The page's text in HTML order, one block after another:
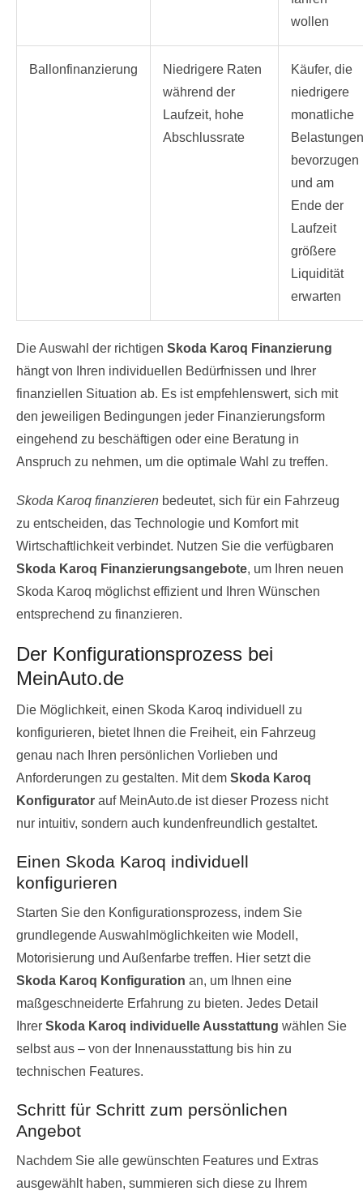
wollen
Ballonfinanzierung
Niedrigere Raten
während der
Laufzeit, hohe
Abschlussrate
Käufer, die
niedrigere
monatliche
Belastungen
bevorzugen
und am
Ende der
Laufzeit
größere
Liquidität
erwarten
Die Auswahl der richtigen Skoda Karoq Finanzierung
hängt von Ihren individuellen Bedürfnissen und Ihrer
finanziellen Situation ab. Es ist empfehlenswert, sich mit
den jeweiligen Bedingungen jeder Finanzierungsform
eingehend zu beschäftigen oder eine Beratung in
Anspruch zu nehmen, um die optimale Wahl zu treffen.
Skoda Karoq finanzieren bedeutet, sich für ein Fahrzeug
zu entscheiden, das Technologie und Komfort mit
Wirtschaftlichkeit verbindet. Nutzen Sie die verfügbaren
Skoda Karoq Finanzierungsangebote, um Ihren neuen
Skoda Karoq möglichst effizient und Ihren Wünschen
entsprechend zu finanzieren.
Der Konfigurationsprozess bei
MeinAuto.de
Die Möglichkeit, einen Skoda Karoq individuell zu
konfigurieren, bietet Ihnen die Freiheit, ein Fahrzeug
genau nach Ihren persönlichen Vorlieben und
Anforderungen zu gestalten. Mit dem Skoda Karoq
Konfigurator auf MeinAuto.de ist dieser Prozess nicht
nur intuitiv, sondern auch kundenfreundlich gestaltet.
Einen Skoda Karoq individuell
konfigurieren
Starten Sie den Konfigurationsprozess, indem Sie
grundlegende Auswahlmöglichkeiten wie Modell,
Motorisierung und Außenfarbe treffen. Hier setzt die
Skoda Karoq Konfiguration an, um Ihnen eine
maßgeschneiderte Erfahrung zu bieten. Jedes Detail
Ihrer Skoda Karoq individuelle Ausstattung wählen Sie
selbst aus – von der Innenausstattung bis hin zu
technischen Features.
Schritt für Schritt zum persönlichen
Angebot
Nachdem Sie alle gewünschten Features und Extras
ausgewählt haben, summieren sich diese zu Ihrem